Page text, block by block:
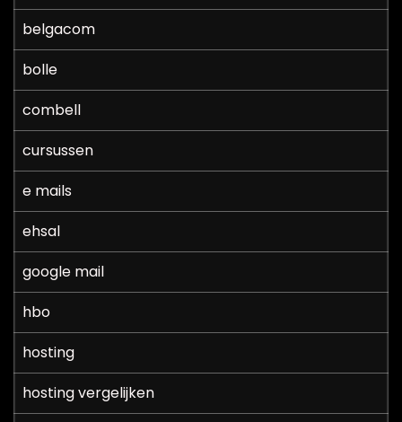
belgacom
bolle
combell
cursussen
e mails
ehsal
google mail
hbo
hosting
hosting vergelijken